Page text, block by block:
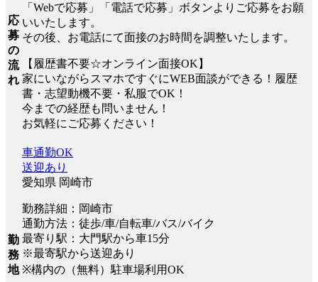
応
募
の
流
れ
「Webで応募」「電話で応募」ボタンよりご応募をお願
いいたします。
その後、お電話にて面接のお時間を調整いたします。
【履歴書不要☆オンライン面接OK】
家にいながらスマホですぐにWEB面談ができる！履歴
書・志望動機不要・私服でOK！
今までの経歴も問いません！
お気軽にご応募ください！
勤
務
地
車通勤OK
送迎あり
愛知県 岡崎市
勤務詳細：岡崎市
通勤方法：徒歩/車/自転車/バス/バイク
最寄り駅：大門駅から車15分
※最寄駅から送迎あり
※構内の（無料）駐車場利用OK